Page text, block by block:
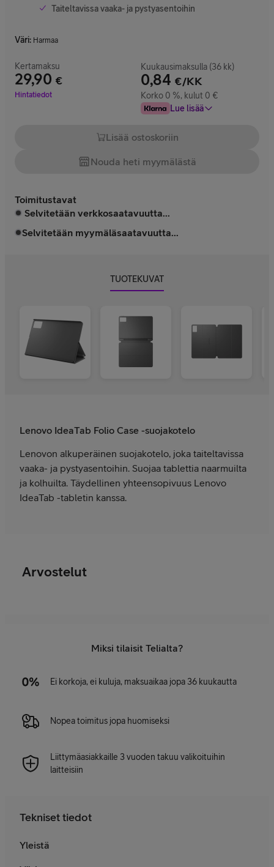
Taiteltavissa vaaka- ja pystyasentoihin
Väri: Harmaa
Kertamaksu
29,90 €
Hinta 29,90 €
Hintatiedot
Kuukausimaksulla (36 kk)
0,84 €/KK
Korko 0 %, kulut 0 €
Lue lisää
Lisää ostoskoriin
Nouda heti myymälästä
Toimitustavat
Selvitetään verkkosaatavuutta...
Selvitetään myymäläsaatavuutta...
TUOTEKUVAT
Lenovo IdeaTab Folio Case -suojakotelo
Lenovon alkuperäinen suojakotelo, joka taiteltavissa
vaaka- ja pystyasentoihin. Suojaa tablettia naarmuilta
ja kolhuilta. Täydellinen yhteensopivuus Lenovo
IdeaTab -tabletin kanssa.
Arvostelut
Miksi tilaisit Telialta?
Ei korkoja, ei kuluja, maksuaikaa jopa 36 kuukautta
Nopea toimitus jopa huomiseksi
Liittymäasiakkaille 3 vuoden takuu valikoituihin
laitteisiin
Tekniset tiedot
Yleistä